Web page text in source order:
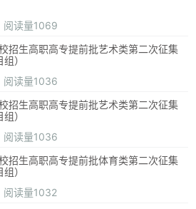
阅读量1069
招生高职高专提前批艺术类第二次征集
）
阅读量1036
招生高职高专提前批艺术类第二次征集
）
阅读量1036
招生高职高专提前批体育类第二次征集
）
阅读量1032